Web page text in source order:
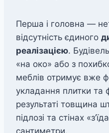
Перша і головна —
відсутність єдиного
реалізацією.
«на око» або з
меблів отримує вже
укладання плитки та
результаті товщина
підлозі та стінах
сантиметри.